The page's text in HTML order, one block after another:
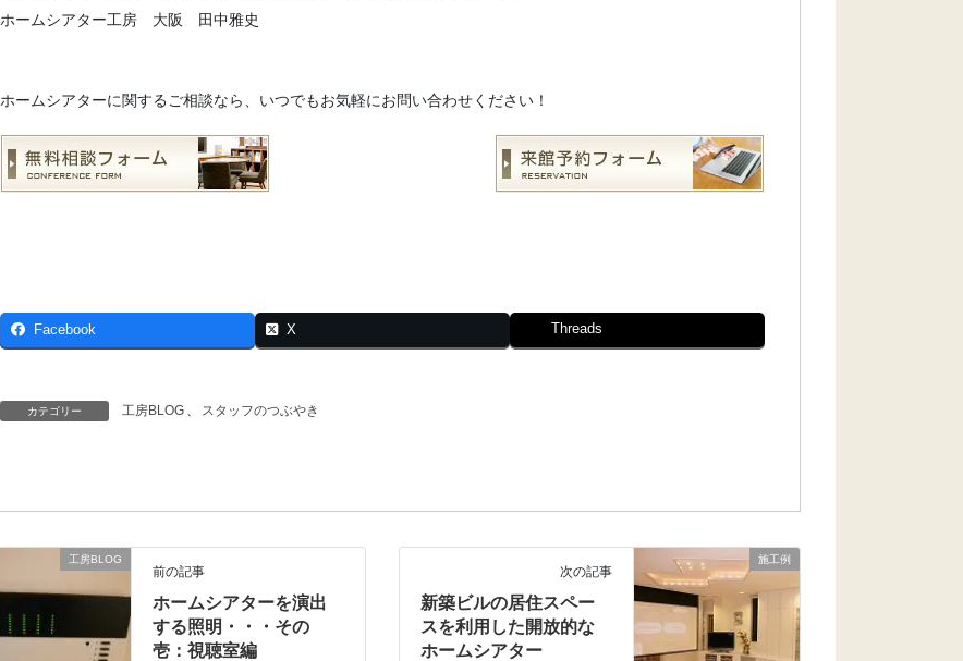
ホームシアター工房 大阪 田中雅史
ホームシアターに関するご相談なら、いつでもお気軽にお問い合わせください！
Facebook X Threads
カテゴリー 工房BLOG 、 スタッフのつぶやき
工房BLOG
前の記事
ホームシアターを演出
する照明・・・その
壱：視聴室編
施工例
次の記事
新築ビルの居住スペー
スを利用した開放的な
ホームシアター